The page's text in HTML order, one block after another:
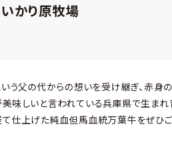
いかり原牧場
いう父の代からの想いを受け継ぎ、赤
味しいと言われている兵庫県で生ま
仕上げた純血但馬血統万葉牛をぜひご